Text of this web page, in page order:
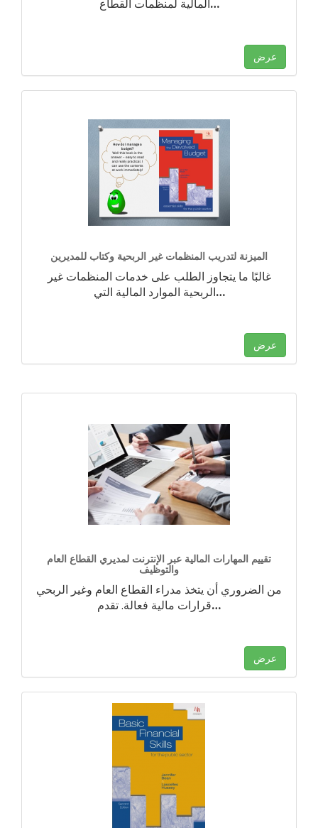
المالية لمنظمات القطاع…
عرض
الميزنة لتدريب المنظمات غير الربحية وكتاب للمديرين
غالبًا ما يتجاوز الطلب على خدمات المنظمات غير
الربحية الموارد المالية التي…
عرض
تقييم المهارات المالية عبر الإنترنت لمديري القطاع العام
والتوظيف
من الضروري أن يتخذ مدراء القطاع العام وغير الربحي
قرارات مالية فعالة. تقدم…
عرض